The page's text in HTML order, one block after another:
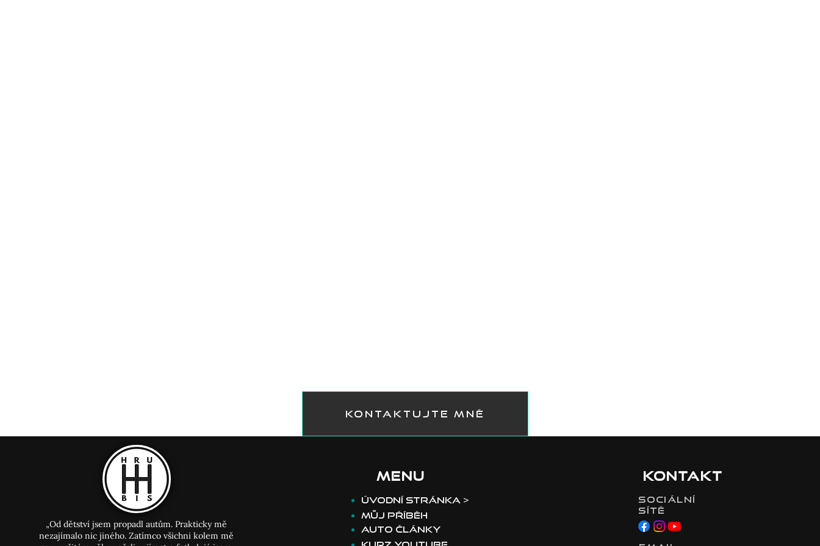
KONTAKTUJTE MNĚ
„Od dětství jsem propadl autům. Prakticky mě
nezajímalo nic jiného. Zatímco všichni kolem mě
MENU
​Úvodní stránka >
Můj příběh
Auto články
Kontakt
Sociální
sítě